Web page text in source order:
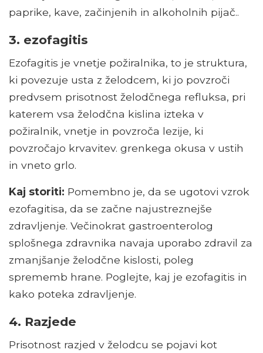
paprike, kave, začinjenih in alkoholnih pijač..
3. ezofagitis
Ezofagitis je vnetje požiralnika, to je struktura,
ki povezuje usta z želodcem, ki jo povzroči
predvsem prisotnost želodčnega refluksa, pri
katerem vsa želodčna kislina izteka v
požiralnik, vnetje in povzroča lezije, ki
povzročajo krvavitev. grenkega okusa v ustih
in vneto grlo.
Kaj storiti: Pomembno je, da se ugotovi vzrok
ezofagitisa, da se začne najustreznejše
zdravljenje. Večinokrat gastroenterolog
splošnega zdravnika navaja uporabo zdravil za
zmanjšanje želodčne kislosti, poleg
sprememb hrane. Poglejte, kaj je ezofagitis in
kako poteka zdravljenje.
4. Razjede
Prisotnost razjed v želodcu se pojavi kot